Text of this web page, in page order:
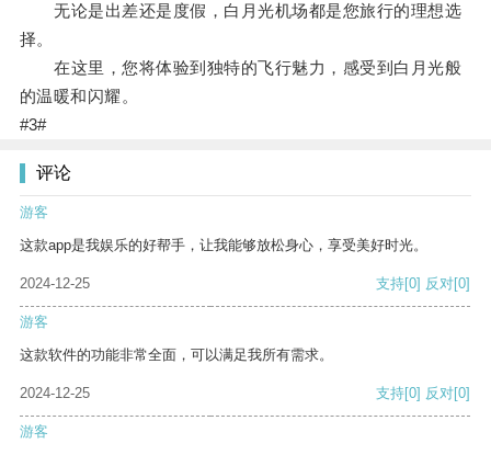
无论是出差还是度假，白月光机场都是您旅行的理想选
择。
在这里，您将体验到独特的飞行魅力，感受到白月光般
的温暖和闪耀。
#3#
评论
游客
这款app是我娱乐的好帮手，让我能够放松身心，享受美好时光。
2024-12-25 支持[0] 反对[0]
游客
这款软件的功能非常全面，可以满足我所有需求。
2024-12-25 支持[0] 反对[0]
游客